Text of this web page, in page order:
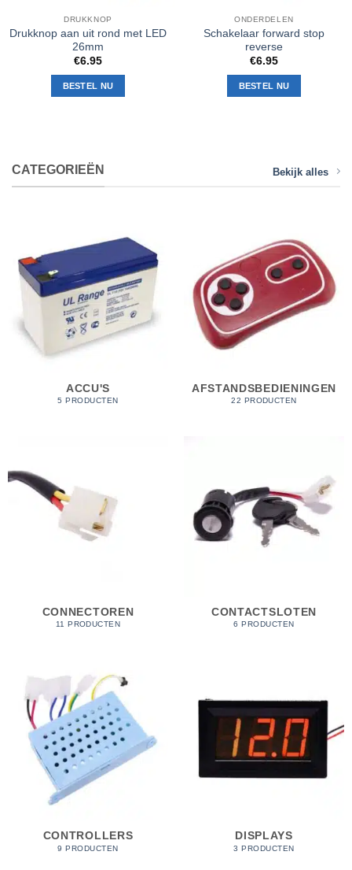
DRUKKNOP
Drukknop aan uit rond met LED
26mm
€6.95
BESTEL NU
ONDERDELEN
Schakelaar forward stop
reverse
€6.95
BESTEL NU
CATEGORIEËN Bekijk alles
ACCU'S
5 PRODUCTEN
AFSTANDSBEDIENINGEN
22 PRODUCTEN
CONNECTOREN
11 PRODUCTEN
CONTACTSLOTEN
6 PRODUCTEN
CONTROLLERS
9 PRODUCTEN
DISPLAYS
3 PRODUCTEN